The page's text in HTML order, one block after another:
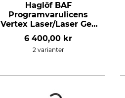
Haglöf BAF
Programvarulicens
Vertex Laser/Laser Geo
2
6 400,00 kr
2 varianter